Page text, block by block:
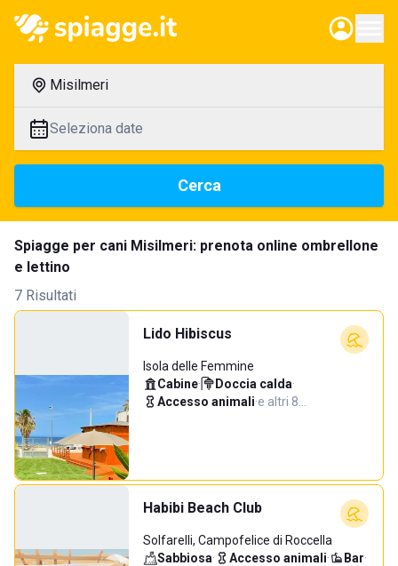
Misilmeri
Seleziona date
Cerca
Spiagge per cani Misilmeri: prenota online ombrellone
e lettino
7 Risultati
Lido Hibiscus
Isola delle Femmine
Cabine· Doccia calda·
Accesso animali·e altri 8…
Habibi Beach Club
Solfarelli, Campofelice di Roccella
Sabbiosa· Accesso animali· Bar·